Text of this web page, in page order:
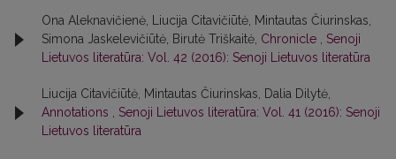
Ona Aleknavičienė, Liucija Citavičiūtė, Mintautas Čiurinskas,
Simona Jaskelevičiūtė, Birutė Triškaitė, Chronicle , Senoji
Lietuvos literatūra: Vol. 42 (2016): Senoji Lietuvos literatūra
Liucija Citavičiūtė, Mintautas Čiurinskas, Dalia Dilytė,
Annotations , Senoji Lietuvos literatūra: Vol. 41 (2016): Senoji
Lietuvos literatūra